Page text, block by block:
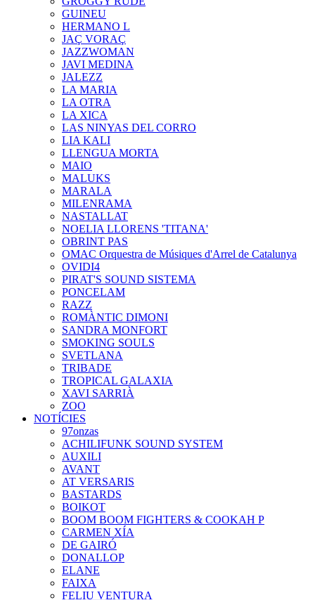
GUINEU
HERMANO L
JAÇ VORAÇ
JAZZWOMAN
JAVI MEDINA
JALEZZ
LA MARIA
LA OTRA
LA XICA
LAS NINYAS DEL CORRO
LIA KALI
LLENGUA MORTA
MAIO
MALUKS
MARALA
MILENRAMA
NASTALLAT
NOELIA LLORENS 'TITANA'
OBRINT PAS
OMAC Orquestra de Músiques d'Arrel de Catalunya
OVIDI4
PIRAT'S SOUND SISTEMA
PONCELAM
RAZZ
ROMÀNTIC DIMONI
SANDRA MONFORT
SMOKING SOULS
SVETLANA
TRIBADE
TROPICAL GALAXIA
XAVI SARRIÀ
ZOO
NOTÍCIES
97onzas
ACHILIFUNK SOUND SYSTEM
AUXILI
AVANT
AT VERSARIS
BASTARDS
BOIKOT
BOOM BOOM FIGHTERS & COOKAH P
CARMEN XÍA
DE GAIRÓ
DONALLOP
ELANE
FAIXA
FELIU VENTURA